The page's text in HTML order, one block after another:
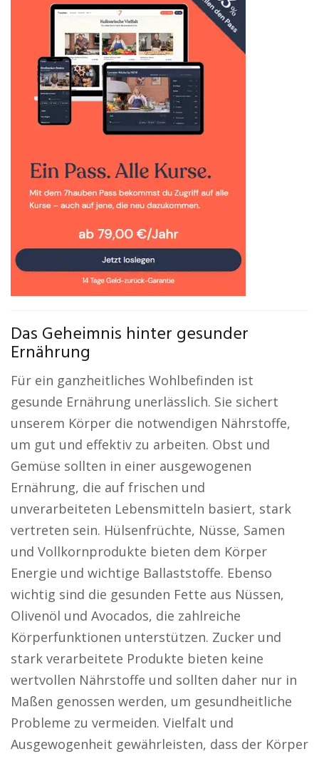
Das Geheimnis hinter gesunder
Ernährung
Für ein ganzheitliches Wohlbefinden ist
gesunde Ernährung unerlässlich. Sie sichert
unserem Körper die notwendigen Nährstoffe,
um gut und effektiv zu arbeiten. Obst und
Gemüse sollten in einer ausgewogenen
Ernährung, die auf frischen und
unverarbeiteten Lebensmitteln basiert, stark
vertreten sein. Hülsenfrüchte, Nüsse, Samen
und Vollkornprodukte bieten dem Körper
Energie und wichtige Ballaststoffe. Ebenso
wichtig sind die gesunden Fette aus Nüssen,
Olivenöl und Avocados, die zahlreiche
Körperfunktionen unterstützen. Zucker und
stark verarbeitete Produkte bieten keine
wertvollen Nährstoffe und sollten daher nur in
Maßen genossen werden, um gesundheitliche
Probleme zu vermeiden. Vielfalt und
Ausgewogenheit gewährleisten, dass der Körper